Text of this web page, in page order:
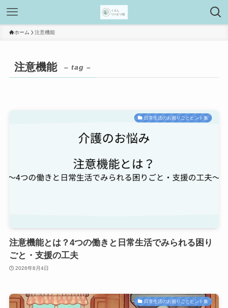
ホーム 注意機能
注意機能 – tag –
日常生活のお困りごとヒント集
注意機能とは？4つの働きと日常生活でみられる困り
ごと・支援の工夫
2026年8月4日
日常生活のお困りごとヒント集